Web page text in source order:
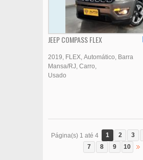
JEEP COMPASS FLEX
2019 FLEX Automático
Barra
Mansa/RJ Carro
Usado
Página(s) 1 até 4 1 2 3
7
8 9 10